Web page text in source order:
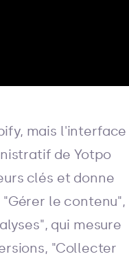
mais l'interface
de Yotpo
clés et donne
le contenu",
qui mesure
"Collecter